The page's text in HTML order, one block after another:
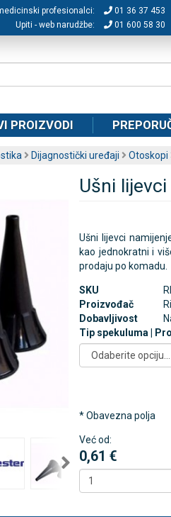
profesionalci:
01 36 37 453
Upiti - web narudžbe:
01 600 58 30
PROIZVODI
Dijagnostički uređaji Otoskopi
Ušni
Ušni lijevci
kao jednokratni i
prodaju po komadu.
SKU
Proizvođač
Dobavljivost
Tip spekuluma |
* Obavezna polja
Već od:
0,61 €
Rossmax X5 tlakomjer za
2489 Narudžbi